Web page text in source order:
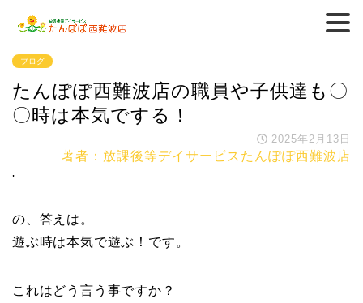
ブログ
たんぽぽ西難波店の職員や子供達も〇
〇時は本気でする！
2025年2月13日
著者：放課後等デイサービスたんぽぽ西難波店
'
の、答えは。
遊ぶ時は本気で遊ぶ！です。
これはどう言う事ですか？